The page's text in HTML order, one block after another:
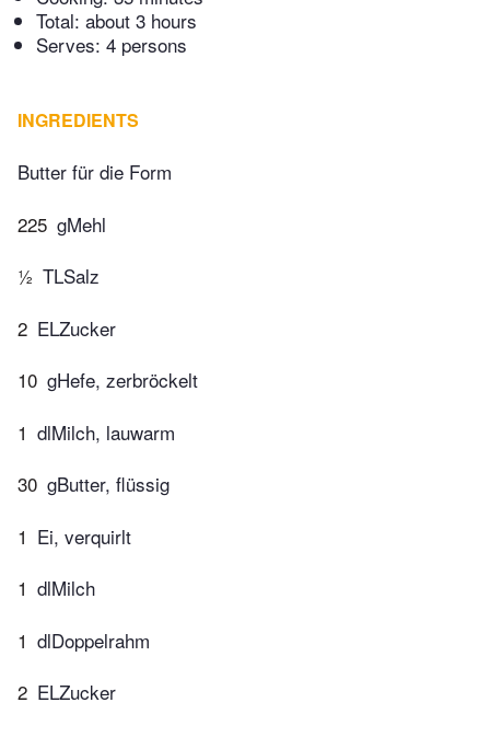
Total: about 3 hours
Serves: 4 persons
INGREDIENTS
Butter für die Form
225 gMehl
½ TLSalz
2 ELZucker
10 gHefe, zerbröckelt
1 dlMilch, lauwarm
30 gButter, flüssig
1 Ei, verquirlt
1 dlMilch
1 dlDoppelrahm
2 ELZucker